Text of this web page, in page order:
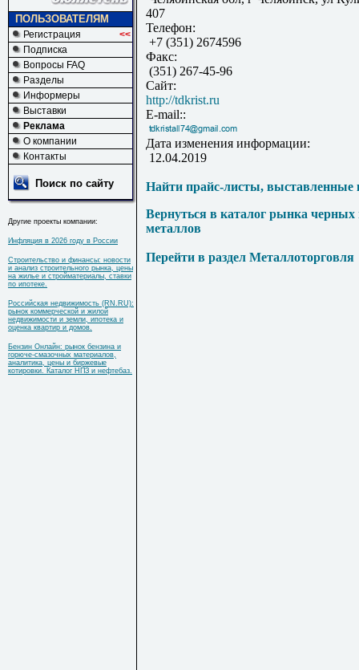
ПОЛЬЗОВАТЕЛЯМ
Регистрация
<<
Подписка
Вопросы FAQ
Разделы
Информеры
Выставки
Реклама
О компании
Контакты
Поиск по сайту
Другие проекты компании:
Инфляция в 2026 году в России
Строительство и финансы: новости
и анализ строительного рынка, цены
на жилье и стройматериалы, ставки
по ипотеке.
Российская недвижимость (RN.RU):
рынок коммерческой и жилой
недвижимости и земли, ипотека и
оценка квартир и домов.
Бензин Онлайн: рынок бензина и
горюче-смазочных материалов,
аналитика, цены и биржевые
котировки. Каталог НПЗ и нефтебаз.
407
Телефон:
+7 (351) 2674596
Факс:
(351) 267-45-96
Сайт:
http://tdkrist.ru
E-mail::
Дата изменения информации:
12.04.2019
Найти прайс-листы, выставленные
Вернуться в каталог рынка
металлов
Перейти в раздел Металлоторговля